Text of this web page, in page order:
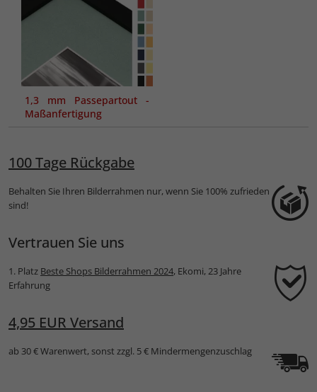
1,3 mm Passepartout -
Maßanfertigung
100 Tage Rückgabe
Behalten Sie Ihren Bilderrahmen nur, wenn Sie 100% zufrieden
sind!
Vertrauen Sie uns
1. Platz Beste Shops Bilderrahmen 2024, Ekomi, 23 Jahre
Erfahrung
4,95 EUR Versand
ab 30 € Warenwert, sonst zzgl. 5 € Mindermengenzuschlag